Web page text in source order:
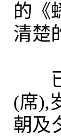
的《
清楚
已
(席),
朝及